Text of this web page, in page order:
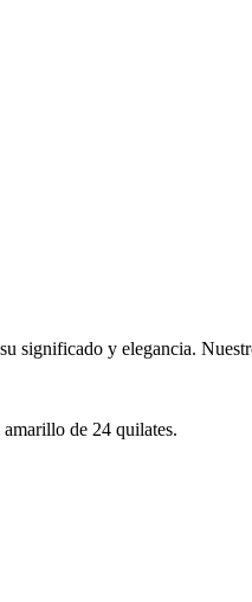
significado y elegancia.
de 24 quilates.